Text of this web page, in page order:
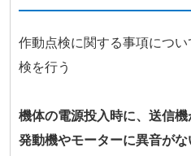
作動点検に関する事項につ
検を行う
機体の電源投入時に、送信機
発動機やモーターに異音がな